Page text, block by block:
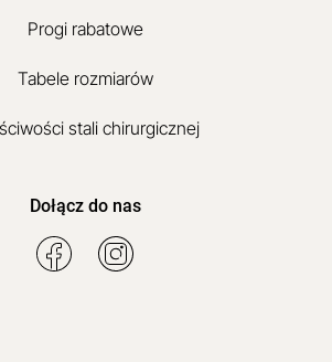
Progi rabatowe
Tabele rozmiarów
stali chirurgicznej
Dołącz do nas